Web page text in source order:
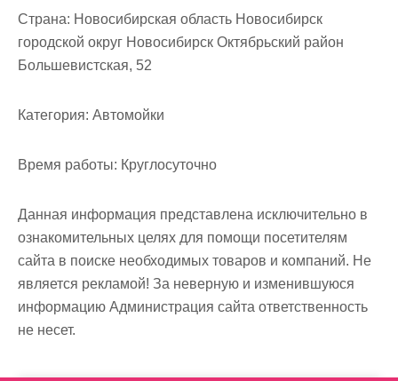
Страна: Новосибирская область Новосибирск
городской округ Новосибирск Октябрьский район
Большевистская, 52
Категория: Автомойки
Время работы: Круглосуточно
Данная информация представлена исключительно в
ознакомительных целях для помощи посетителям
сайта в поиске необходимых товаров и компаний. Не
является рекламой! За неверную и изменившуюся
информацию Администрация сайта ответственность
не несет.